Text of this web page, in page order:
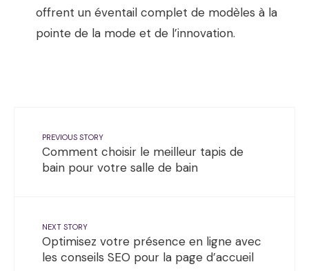
offrent un éventail complet de modèles à la
pointe de la mode et de l’innovation.
PREVIOUS STORY
Comment choisir le meilleur tapis de
bain pour votre salle de bain
NEXT STORY
Optimisez votre présence en ligne avec
les conseils SEO pour la page d’accueil